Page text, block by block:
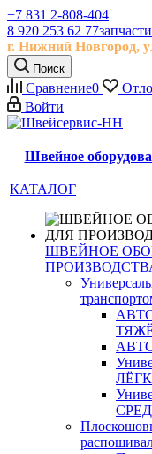
+7 831 2-808-404
8 920 253 62 77запчасти
г. Нижний Новгород,
Поиск
Сравнение0
Войти
Швейное
КАТАЛОГ
ШВЕЙНОЕ